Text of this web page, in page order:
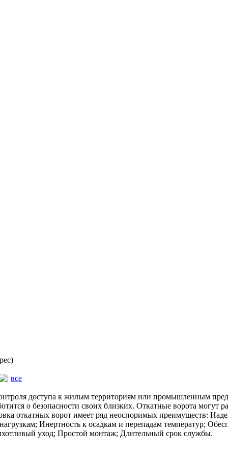
все
доступа к жилым территориям или промышленным
о безопасности своих близких. Откатные ворота
откатных ворот имеет ряд неоспоримых преимуществ:
Инертность к осадкам и перепадам температур;
уход; Простой монтаж; Длительный срок службы.